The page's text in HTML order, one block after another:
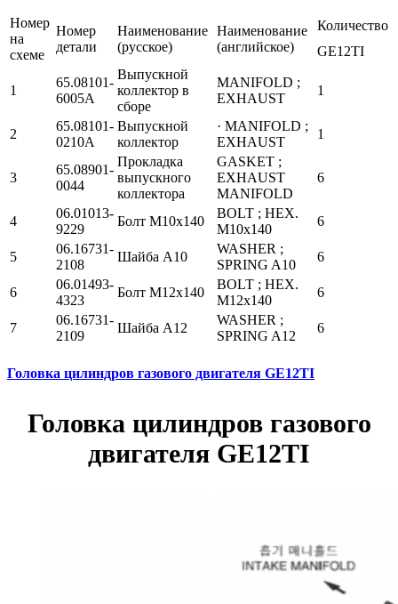
Номер
на
схеме
Номер
детали
Наименование
(русское)
Наименование
(английское)
Количество
GE12TI
1
65.08101-
6005A
Выпускной
коллектор в
сборе
MANIFOLD ;
EXHAUST
1
2
65.08101-
0210A
Выпускной
коллектор
· MANIFOLD ;
EXHAUST
1
3
65.08901-
0044
Прокладка
выпускного
коллектора
GASKET ;
EXHAUST
MANIFOLD
6
4
06.01013-
9229
Болт М10х140
BOLT ; HEX.
M10x140
6
5
06.16731-
2108
Шайба А10
WASHER ;
SPRING A10
6
6
06.01493-
4323
Болт М12х140
BOLT ; HEX.
M12x140
6
7
06.16731-
2109
Шайба А12
WASHER ;
SPRING A12
6
Головка цилиндров газового двигателя GE12TI
Головка цилиндров газового
двигателя GE12TI